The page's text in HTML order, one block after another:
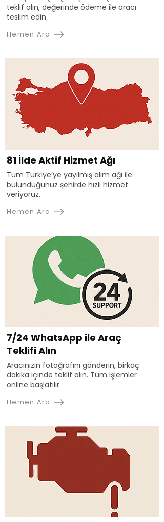
teklif alın, değerinde ödeme ile aracı
teslim edin.
Hemen Ara
81 İlde Aktif Hizmet Ağı
Tüm Türkiye’ye yayılmış alım ağı ile
bulunduğunuz şehirde hızlı hizmet
veriyoruz.
Hemen Ara
7/24 WhatsApp ile Araç
Teklifi Alın
Aracınızın fotoğrafını gönderin, birkaç
dakika içinde teklif alın. Tüm işlemler
online başlatılır.
Hemen Ara